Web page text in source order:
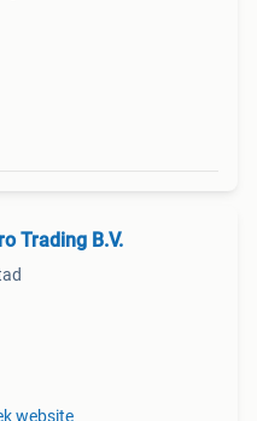
Trading B.V.
website